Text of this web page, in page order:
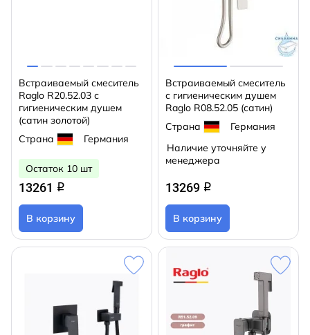
Встраиваемый смеситель
Raglo R20.52.03 с
гигиеническим душем
(сатин золотой)
Страна
Германия
Остаток 10 шт
13261 q
В корзину
Встраиваемый смеситель
с гигиеническим душем
Raglo R08.52.05 (сатин)
Страна
Германия
Наличие уточняйте у
менеджера
13269 q
В корзину